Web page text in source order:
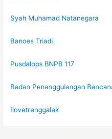
Syah Muhamad Natanegara
Banoes Triadi
Pusdalops BNPB 117
Badan Penanggulangan
Ilovetrenggalek